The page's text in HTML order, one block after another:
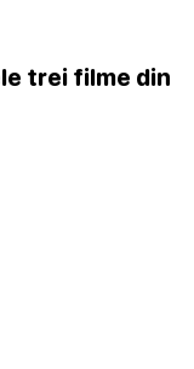
trei filme din